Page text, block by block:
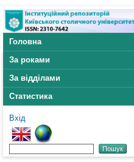
Головна
За роками
За відділами
Статистика
Вхід